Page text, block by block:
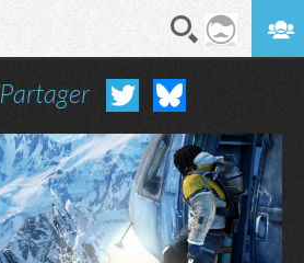
Partager